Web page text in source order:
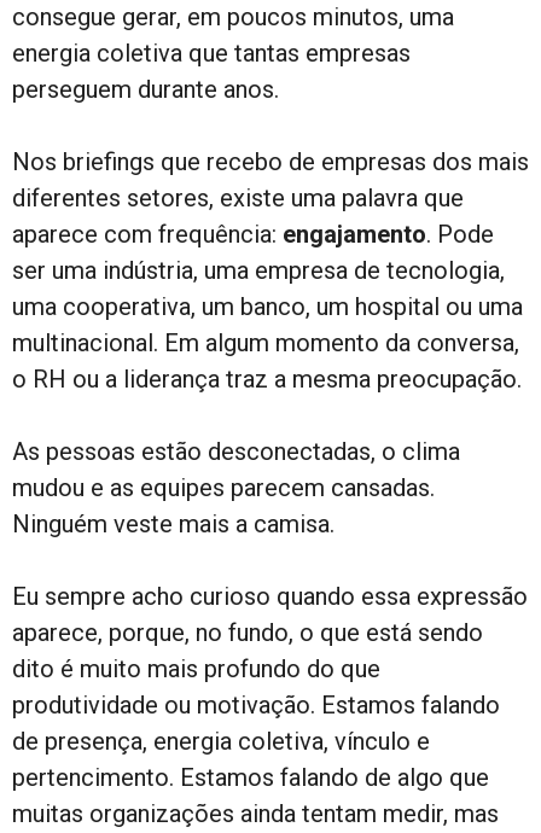
consegue gerar, em poucos minutos, uma
energia coletiva que tantas empresas
perseguem durante anos.
Nos briefings que recebo de empresas dos mais
diferentes setores, existe uma palavra que
aparece com frequência: engajamento. Pode
ser uma indústria, uma empresa de tecnologia,
uma cooperativa, um banco, um hospital ou uma
multinacional. Em algum momento da conversa,
o RH ou a liderança traz a mesma preocupação.
As pessoas estão desconectadas, o clima
mudou e as equipes parecem cansadas.
Ninguém veste mais a camisa.
Eu sempre acho curioso quando essa expressão
aparece, porque, no fundo, o que está sendo
dito é muito mais profundo do que
produtividade ou motivação. Estamos falando
de presença, energia coletiva, vínculo e
pertencimento. Estamos falando de algo que
muitas organizações ainda tentam medir, mas